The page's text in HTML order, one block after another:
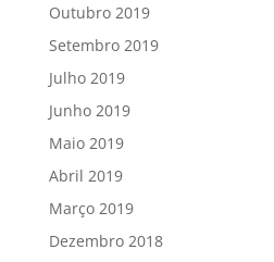
Outubro 2019
Setembro 2019
Julho 2019
Junho 2019
Maio 2019
Abril 2019
Março 2019
Dezembro 2018